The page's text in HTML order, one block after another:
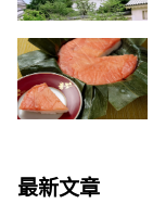
最新文章